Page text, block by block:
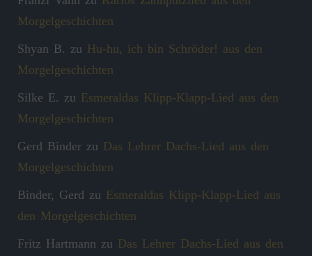
Morgelgeschichten
Shyan B. zu Hu-hu, ich bin Schröder! aus den
Morgelgeschichten
Silke E. zu Esmeraldas Klipp‑Klapp‑Lied aus den
Morgelgeschichten
Gerd Binder zu Das Lehrer Dachs-Lied aus den
Morgelgeschichten
Binder, Gerd zu Esmeraldas Klipp‑Klapp‑Lied aus
den Morgelgeschichten
Fritz Hartmann zu Das Lehrer Dachs-Lied aus den